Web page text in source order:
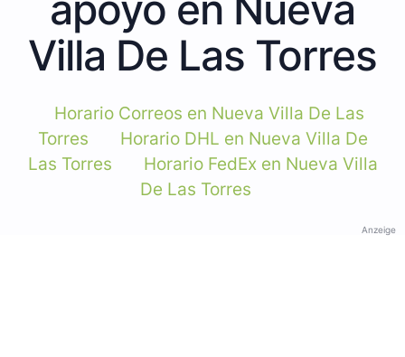
Villa De Las Torres
Horario Correos en Nueva Villa De Las
Torres
Horario DHL en Nueva Villa De
Las Torres
Horario FedEx en Nueva Villa
De Las Torres
Anzeige